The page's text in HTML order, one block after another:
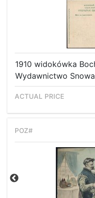
1910 widokówka
Wydawnictwo